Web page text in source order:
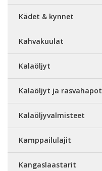
Kädet & kynnet
Kahvakuulat
Kalaöljyt
Kalaöljyt ja rasvahapot
Kalaöljyvalmisteet
Kamppailulajit
Kangaslaastarit